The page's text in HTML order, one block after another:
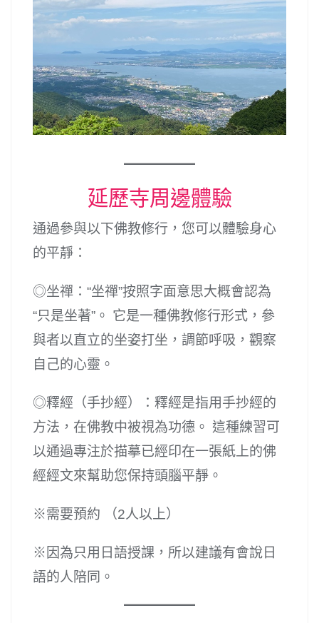
延歷寺周邊體驗
通過參與以下佛教修行，您可以體驗身心
的平靜：
◎坐禪：“坐禪”按照字面意思大概會認為
“只是坐著”。 它是一種佛教修行形式，參
與者以直立的坐姿打坐，調節呼吸，觀察
自己的心靈。
◎釋經（手抄經）：釋經是指用手抄經的
方法，在佛教中被視為功德。 這種練習可
以通過專注於描摹已經印在一張紙上的佛
經經文來幫助您保持頭腦平靜。
※需要預約 （2人以上）
※因為只用日語授課，所以建議有會說日
語的人陪同。